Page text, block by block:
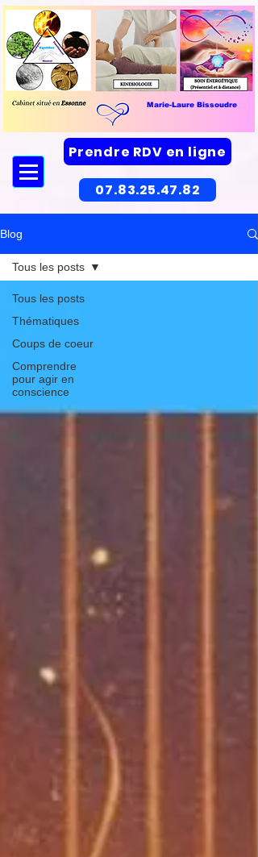
Marie-Laure Bissoudre
Prendre RDV en ligne
07.83.25.47.82
Blog
Tous les posts
Thématiques
Coups de coeur
Comprendre
pour agir en
conscience
Tous les posts